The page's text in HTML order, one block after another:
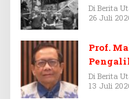
Di Berita
26 Juli
Prof.
Febrie
Di Berita
13 Juli